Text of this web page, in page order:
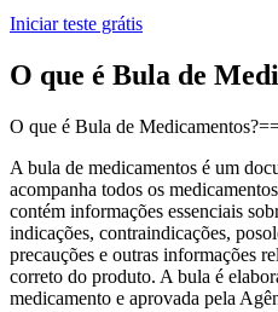
Iniciar teste grátis
O que é Bula de
O que é Bula de
A bula de medicamentos é um
acompanha todos os
contém informações essenciais
indicações, contraindicações,
precauções e outras informações
correto do produto. A bula é
medicamento e aprovada pela